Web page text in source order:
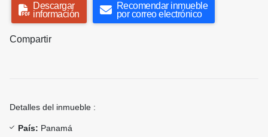
Descargar
información
Recomendar inmueble
por correo electrónico
Compartir
Detalles del inmueble :
País: Panamá